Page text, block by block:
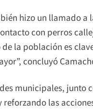
hizo un llamado
con perros
la población es
concluyó
municipales, junto
reforzando las